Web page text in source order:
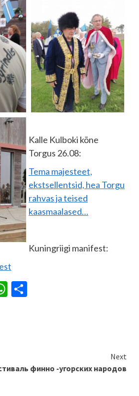
Kalle Kulboki kõne
Torgus 26.08:
Tema majesteet,
ekstsellentsid, hea Torgu
rahvas ja teised
kaasmaalased…
Kuningriigi manifest:
WhatsApp
Next
финно -угорских народов